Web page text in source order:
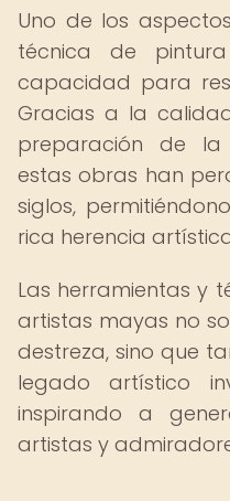
Uno de los
técnica de
capacidad para
Gracias a la
preparación de la
estas obras han
siglos,
rica herencia
Las herramientas y
artistas mayas no
destreza, sino que
legado artístico
inspirando a
artistas y